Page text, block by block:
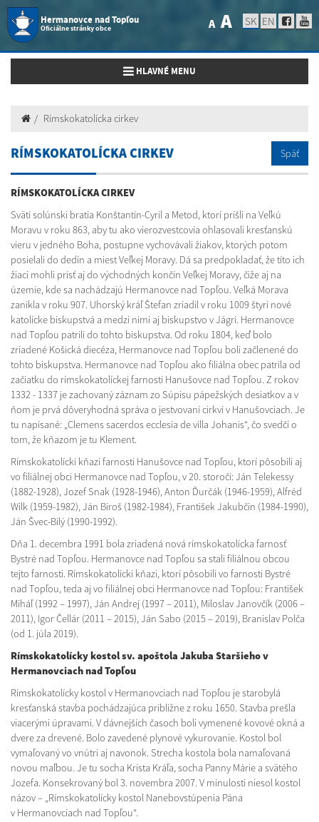
Hermanovce nad Topľou
Oficiálne stránky obce A A SK EN
Toggle navigation
HLAVNÉ MENU
Rímskokatolícka cirkev
RÍMSKOKATOLÍCKA CIRKEV Späť
RÍMSKOKATOLÍCKA CIRKEV
Svätí solúnski bratia Konštantín-Cyril a Metod, ktorí prišli na Veľkú
Moravu v roku 863, aby tu ako vierozvestcovia ohlasovali kresťanskú
vieru v jedného Boha, postupne vychovávali žiakov, ktorých potom
posielali do dedín a miest Veľkej Moravy. Dá sa predpokladať, že títo ich
žiaci mohli prísť aj do východných končín Veľkej Moravy, čiže aj na
územie, kde sa nachádzajú Hermanovce nad Topľou. Veľká Morava
zanikla v roku 907. Uhorský kráľ Štefan zriadil v roku 1009 štyri nové
katolícke biskupstvá a medzi nimi aj biskupstvo v Jágri. Hermanovce
nad Topľou patrili do tohto biskupstva. Od roku 1804, keď bolo
zriadené Košická diecéza, Hermanovce nad Topľou boli začlenené do
tohto biskupstva. Hermanovce nad Topľou ako filiálna obec patrila od
začiatku do rímskokatolíckej farnosti Hanušovce nad Topľou. Z rokov
1332 - 1337 je zachovaný záznam zo Súpisu pápežských desiatkov a v
ňom je prvá dôveryhodná správa o jestvovaní cirkvi v Hanušovciach. Je
tu napísané: „Clemens sacerdos ecclesia de villa Johanis“, čo svedčí o
tom, že kňazom je tu Klement.
Rímskokatolícki kňazi farnosti Hanušovce nad Topľou, ktorí pôsobili aj
vo filiálnej obci Hermanovce nad Topľou, v 20. storočí: Ján Telekessy
(1882-1928), Jozef Snak (1928-1946), Anton Ďurčák (1946-1959), Alfréd
Wilk (1959-1982), Ján Biroš (1982-1984), František Jakubčin (1984-1990),
Ján Švec-Bilý (1990-1992).
Dňa 1. decembra 1991 bola zriadená nová rímskokatolícka farnosť
Bystré nad Topľou. Hermanovce nad Topľou sa stali filiálnou obcou
tejto farnosti. Rímskokatolícki kňazi, ktorí pôsobili vo farnosti Bystré
nad Topľou, teda aj vo filiálnej obci Hermanovce nad Topľou: František
Miháľ (1992 – 1997), Ján Andrej (1997 – 2011), Miloslav Janovčík (2006 –
2011), Igor Čellár (2011 – 2015), Ján Sabo (2015 – 2019), Branislav Polča
(od 1. júla 2019).
Rímskokatolícky kostol sv. apoštola Jakuba Staršieho v
Hermanovciach nad Topľou
Rímskokatolícky kostol v Hermanovciach nad Topľou je starobylá
kresťanská stavba pochádzajúca približne z roku 1650. Stavba prešla
viacerými úpravami. V dávnejších časoch boli vymenené kovové okná a
dvere za drevené. Bolo zavedené plynové vykurovanie. Kostol bol
vymaľovaný vo vnútri aj navonok. Strecha kostola bola namaľovaná
novou maľbou. Je tu socha Krista Kráľa, socha Panny Márie a svätého
Jozefa. Konsekrovaný bol 3. novembra 2007. V minulosti niesol kostol
názov – „Rímskokatolícky kostol Nanebovstúpenia Pána
v Hermanovciach nad Topľou“.